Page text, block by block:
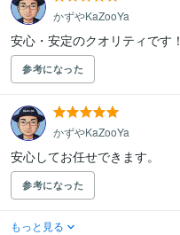
かずやKaZooYa
安心・安定のクオリティです！
参考になった
かずやKaZooYa
安心してお任せできます。
参考になった
もっと見る